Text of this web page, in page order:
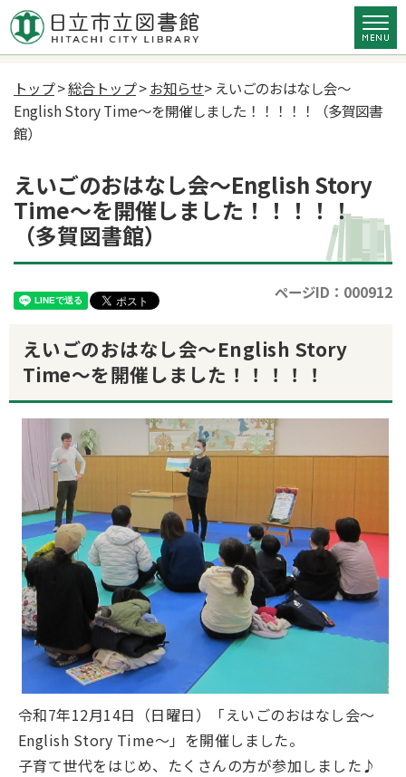
トップ>総合トップ>お知らせ> えいごのおはなし会～
English Story Time～を開催しました！！！！！（多賀図書
館）
えいごのおはなし会～English Story
Time～を開催しました！！！！！
（多賀図書館）
ページID：000912
えいごのおはなし会～English Story
Time～を開催しました！！！！！
令和7年12月14日（日曜日）「えいごのおはなし会～
English Story Time～」を開催しました。
子育て世代をはじめ、たくさんの方が参加しました♪